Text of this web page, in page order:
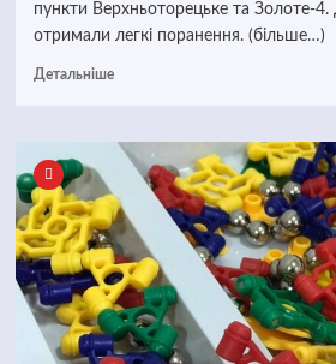
пункти Верхньоторецьке та Золоте-4.
отримали легкі поранення. (більше…)
Детальніше